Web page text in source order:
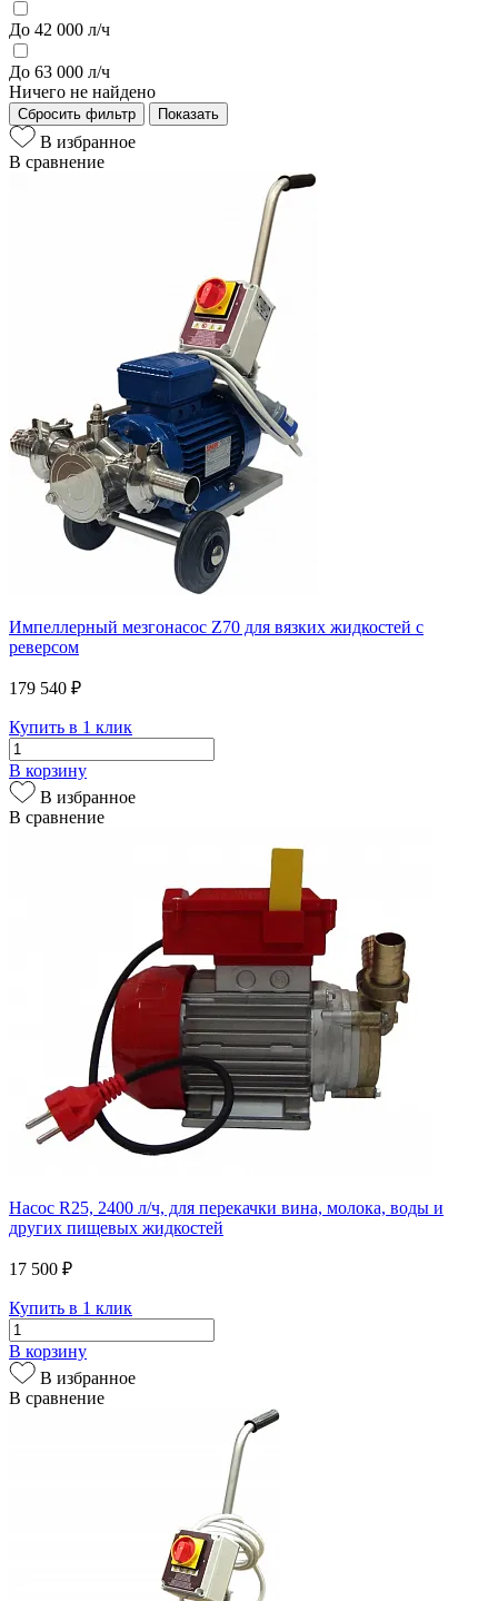
До 42 000 л/ч
До 63 000 л/ч
Ничего не найдено
Сбросить фильтр Показать
В избранное
В сравнение
Импеллерный мезгонасос Z70 для вязких жидкостей с
реверсом
179 540 ₽
Купить в 1 клик
В корзину
В избранное
В сравнение
Насос R25, 2400 л/ч, для перекачки вина, молока, воды и
других пищевых жидкостей
17 500 ₽
Купить в 1 клик
В корзину
В избранное
В сравнение